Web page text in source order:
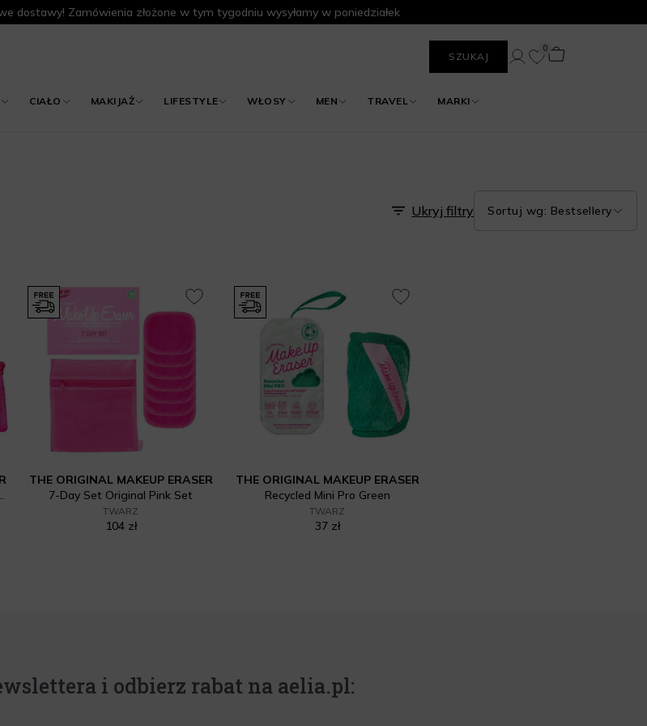
dostawy! Zamówienia złożone w tym tygodniu wysyłamy w poniedziałek
SZUKAJ
CIAŁO MAKIJAŻ LIFESTYLE WŁOSY MEN TRAVEL MARKI
0
Ukryj filtry Sortuj wg: Bestsellery
Patches Set
THE ORIGINAL MAKEUP ERASER
7-Day Set Original Pink Set
TWARZ
104 zł
THE ORIGINAL MAKEUP ERASER
Recycled Mini Pro Green
TWARZ
37 zł
i odbierz rabat na aelia.pl: